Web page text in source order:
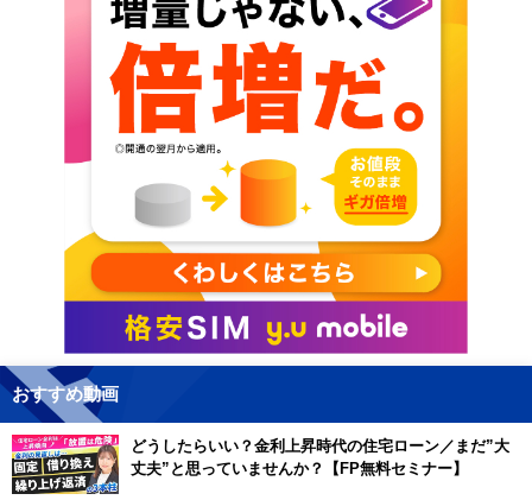
おすすめ動画
どうしたらいい？金利上昇時代の住宅ローン／まだ”大
丈夫”と思っていませんか？【FP無料セミナー】